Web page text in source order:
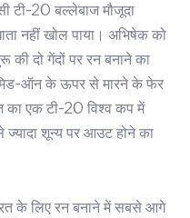
टी-20 बल्लेबाज मौजूदा
नहीं खोल पाया। अभिषेक को
दो गेंदों पर रन बनाने का
मिड-ऑन के ऊपर से मारने के फेर
का एक टी-20 विश्व कप में
शून्य पर आउट होने का
के लिए रन बनाने में सबसे आगे